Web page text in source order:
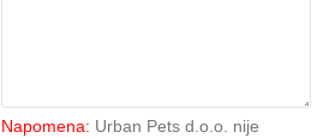
Napomena: Urban Pets d.o.o. nije